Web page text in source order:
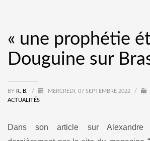
« une prophétie
Douguine sur
BY R. B. / MERCREDI, 07 SEPTEMBRE 2022 /
ACTUALITÉS
Dans son article sur Alexandre